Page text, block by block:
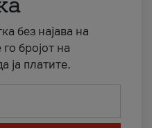
без најава на
бројот на
ја платите.